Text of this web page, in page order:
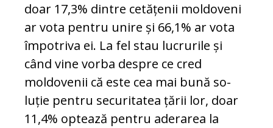
doar 17,3% din­tre cetățenii moldoveni
ar vota pentru uni­re și 66,1% ar vota
împotriva ei. La fel stau lucrurile și
când vine vorba despre ce cred
moldovenii că este cea mai bună so­
luție pentru securitatea țării lor, doar
11,4% optează pentru aderarea la